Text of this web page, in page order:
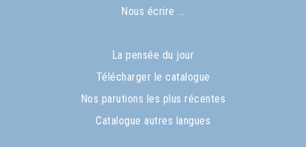
Nous écrire ...
La pensée du jour
Télécharger le catalogue
Nos parutions les plus récentes
Catalogue autres langues